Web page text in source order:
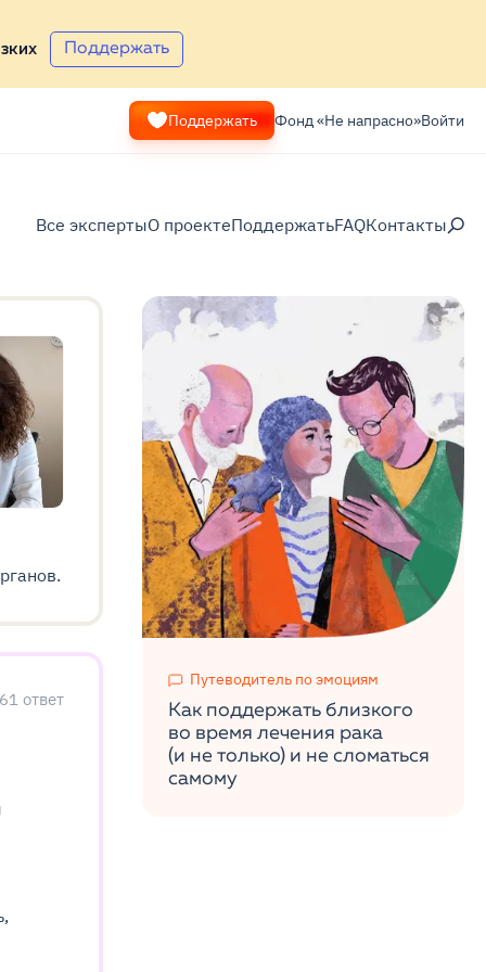
Поддержать
Поддержать Фонд «Не напрасно»Войти
Все экспертыО проектеПоддержатьFAQКонтакты
ответ
Путеводитель по эмоциям
Как поддержать близкого
во время лечения рака
(и не только) и не сломаться
самому